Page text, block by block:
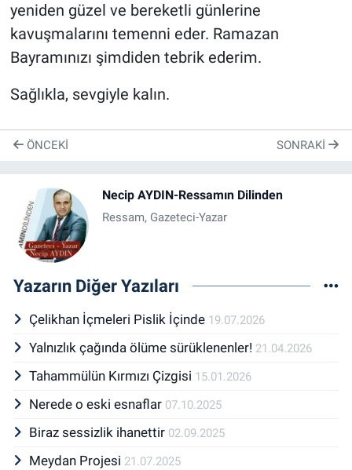
yeniden güzel ve bereketli günlerine
kavuşmalarını temenni eder. Ramazan
Bayramınızı şimdiden tebrik ederim.
Sağlıkla, sevgiyle kalın.
ÖNCEKI SONRAKI
Necip AYDIN-Ressamın Dilinden
Ressam, Gazeteci-Yazar
Yazarın Diğer Yazıları
Çelikhan İçmeleri Pislik İçinde 19.07.2026
Yalnızlık çağında ölüme sürüklenenler! 21.04.2026
Tahammülün Kırmızı Çizgisi 15.01.2026
Nerede o eski esnaflar 07.10.2025
Biraz sessizlik ihanettir 02.09.2025
Meydan Projesi 21.07.2025